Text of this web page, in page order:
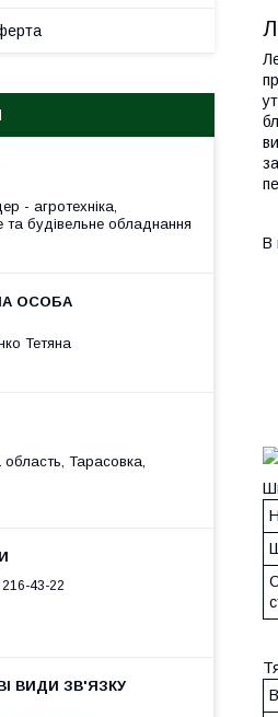
В
- агротехніка,
та будівельне обладнання
Тетяна
область, Тарасовка,
43-22